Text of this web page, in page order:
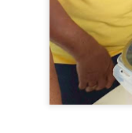
5
กลไ
หน่วย